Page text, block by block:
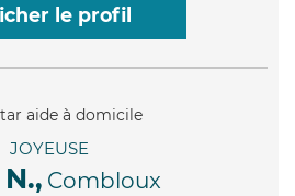
le profil
JOYEUSE
Combloux